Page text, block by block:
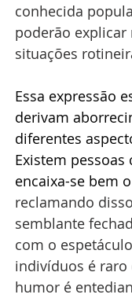
conhecida
poderão
situações
Essa expressão
derivam
diferentes
Existem
encaixa-se bem
reclamando
semblante
com o
indivíduos é raro
humor é